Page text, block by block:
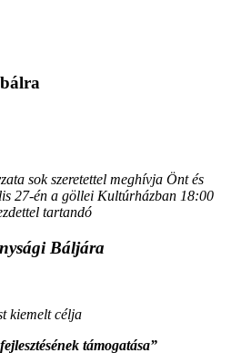
sok szeretettel meghívja Önt és
27-én a göllei Kultúrházban 18:00
tartandó
Báljára
kiemelt célja
támogatása”